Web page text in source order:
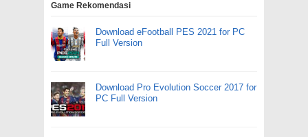
Game Rekomendasi
Download eFootball PES 2021 for PC
Full Version
Download Pro Evolution Soccer 2017 for
PC Full Version